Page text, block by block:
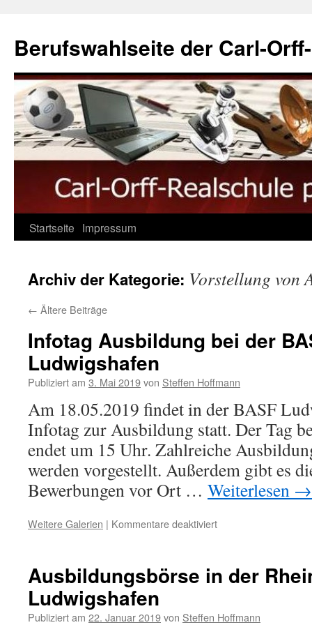
Berufswahlseite der Carl-
Startseite Impressum
Archiv der Kategorie: Vorstellung von
← Ältere Beiträge
Infotag Ausbildung bei der
Ludwigshafen
Publiziert am 3. Mai 2019von Steffen Hoffmann
Am 18.05.2019 findet in der BASF
Infotag zur Ausbildung statt. Der Tag
endet um 15 Uhr. Zahlreiche
werden vorgestellt. Außerdem gibt es
Bewerbungen vor Ort … Weiterlesen →
Weitere Galerien | Kommentare deaktiviert
Ausbildungsbörse in der
Ludwigshafen
Publiziert am 22. Januar 2019von Steffen Hoffmann